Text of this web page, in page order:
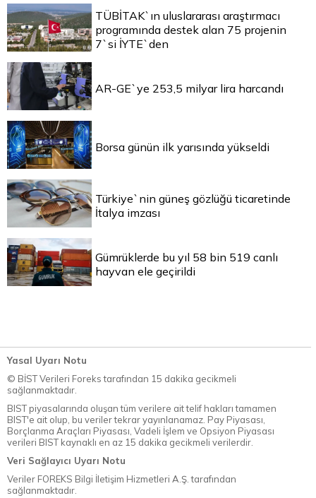
TÜBİTAK`ın uluslararası araştırmacı
programında destek alan 75 projenin
7`si İYTE`den
AR-GE`ye 253,5 milyar lira harcandı
Borsa günün ilk yarısında yükseldi
Türkiye`nin güneş gözlüğü ticaretinde
İtalya imzası
Gümrüklerde bu yıl 58 bin 519 canlı
hayvan ele geçirildi
Yasal Uyarı Notu
© BİST Verileri Foreks tarafından 15 dakika gecikmeli
sağlanmaktadır.
BIST piyasalarında oluşan tüm verilere ait telif hakları tamamen
BIST'e ait olup, bu veriler tekrar yayınlanamaz. Pay Piyasası,
Borçlanma Araçları Piyasası, Vadeli İşlem ve Opsiyon Piyasası
verileri BIST kaynaklı en az 15 dakika gecikmeli verilerdir.
Veri Sağlayıcı Uyarı Notu
Veriler FOREKS Bilgi İletişim Hizmetleri A.Ş. tarafından
sağlanmaktadır.